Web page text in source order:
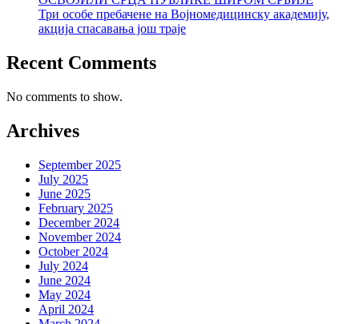
Три особе пребачене на Војномедицинску академију,
акција спасавања још траје
Recent Comments
No comments to show.
Archives
September 2025
July 2025
June 2025
February 2025
December 2024
November 2024
October 2024
July 2024
June 2024
May 2024
April 2024